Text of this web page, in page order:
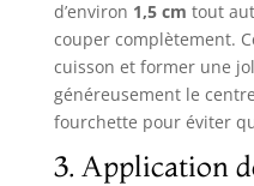
d’environ 1,5 cm tout
couper complètement.
cuisson et former une
généreusement le
fourchette pour éviter
3. Application